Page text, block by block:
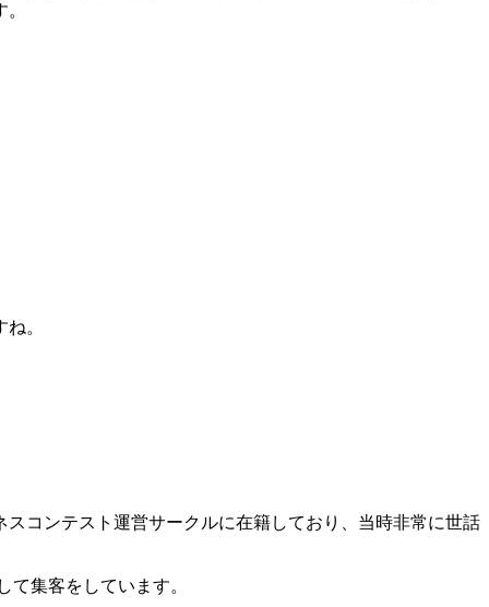
。
コンテスト運営サークルに在籍しており、当時非常に世話
て集客をしています。